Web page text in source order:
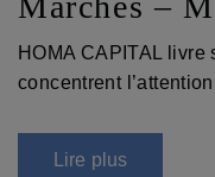
HOMA CAPITAL
concentrent
Lire plus